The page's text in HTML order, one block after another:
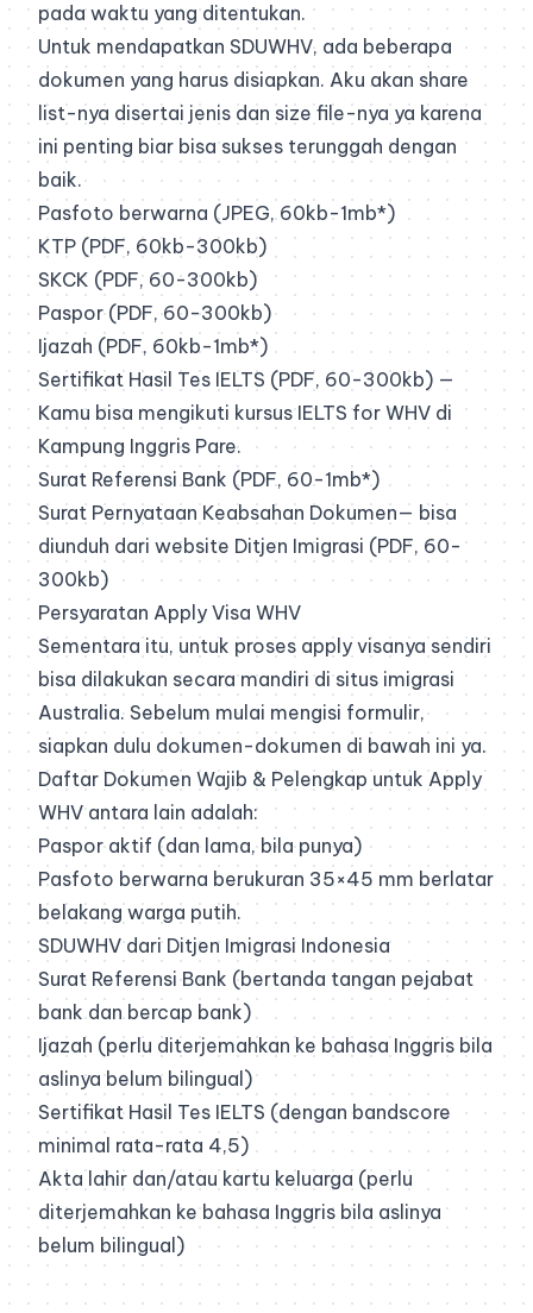
pada waktu yang ditentukan.
Untuk mendapatkan SDUWHV, ada beberapa
dokumen yang harus disiapkan. Aku akan share
list-nya disertai jenis dan size file-nya ya karena
ini penting biar bisa sukses terunggah dengan
baik.
Pasfoto berwarna (JPEG, 60kb-1mb*)
KTP (PDF, 60kb-300kb)
SKCK (PDF, 60-300kb)
Paspor (PDF, 60-300kb)
Ijazah (PDF, 60kb-1mb*)
Sertifikat Hasil Tes IELTS (PDF, 60-300kb) —
Kamu bisa mengikuti kursus IELTS for WHV di
Kampung Inggris Pare.
Surat Referensi Bank (PDF, 60-1mb*)
Surat Pernyataan Keabsahan Dokumen— bisa
diunduh dari website Ditjen Imigrasi (PDF, 60-
300kb)
Persyaratan Apply Visa WHV
Sementara itu, untuk proses apply visanya sendiri
bisa dilakukan secara mandiri di situs imigrasi
Australia. Sebelum mulai mengisi formulir,
siapkan dulu dokumen-dokumen di bawah ini ya.
Daftar Dokumen Wajib & Pelengkap untuk Apply
WHV antara lain adalah:
Paspor aktif (dan lama, bila punya)
Pasfoto berwarna berukuran 35×45 mm berlatar
belakang warga putih.
SDUWHV dari Ditjen Imigrasi Indonesia
Surat Referensi Bank (bertanda tangan pejabat
bank dan bercap bank)
Ijazah (perlu diterjemahkan ke bahasa Inggris bila
aslinya belum bilingual)
Sertifikat Hasil Tes IELTS (dengan bandscore
minimal rata-rata 4,5)
Akta lahir dan/atau kartu keluarga (perlu
diterjemahkan ke bahasa Inggris bila aslinya
belum bilingual)